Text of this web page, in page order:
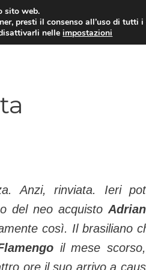
CAMPIONATO
Anzi, rinviata. Ieri
del neo acquisto
così. Il brasiliano
il mese
ore il suo arrivo a
sito web.
presti il consenso all’uso di tutti i
nelleimpostazioni